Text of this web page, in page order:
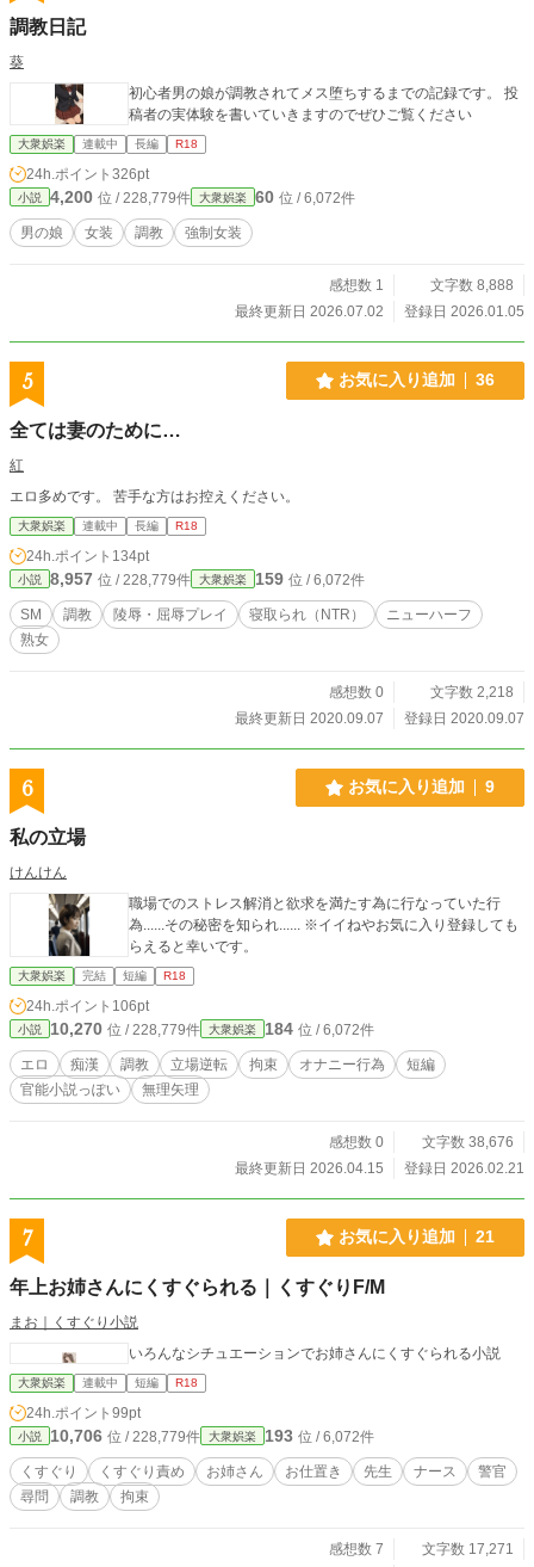
調教日記
葵
初心者男の娘が調教されてメス堕ちするまでの記録です。 投
稿者の実体験を書いていきますのでぜひご覧ください
大衆娯楽 連載中 長編 R18
24h.ポイント 326pt
小説 4,200 位 / 228,779件 大衆娯楽 60 位 / 6,072件
男の娘 女装 調教 強制女装
感想数 1
文字数 8,888
最終更新日 2026.07.02
登録日 2026.01.05
5 お気に入り追加 36
全ては妻のために…
紅
エロ多めです。 苦手な方はお控えください。
大衆娯楽 連載中 長編 R18
24h.ポイント 134pt
小説 8,957 位 / 228,779件 大衆娯楽 159 位 / 6,072件
SM 調教 陵辱・屈辱プレイ 寝取られ（NTR）
ニューハーフ
熟女
感想数 0
文字数 2,218
最終更新日 2020.09.07
登録日 2020.09.07
6 お気に入り追加 9
私の立場
けんけん
職場でのストレス解消と欲求を満たす為に行なっていた行
為......その秘密を知られ...... ※イイねやお気に入り登録しても
らえると幸いです。
大衆娯楽 完結 短編 R18
24h.ポイント 106pt
小説 10,270 位 / 228,779件 大衆娯楽 184 位 / 6,072件
エロ 痴漢 調教 立場逆転 拘束 オナニー行為
短編
官能小説っぽい
無理矢理
感想数 0
文字数 38,676
最終更新日 2026.04.15
登録日 2026.02.21
7 お気に入り追加 21
年上お姉さんにくすぐられる｜くすぐりF/M
まお｜くすぐり小説
いろんなシチュエーションでお姉さんにくすぐられる小説
大衆娯楽 連載中 短編 R18
24h.ポイント 99pt
小説 10,706 位 / 228,779件 大衆娯楽 193 位 / 6,072件
くすぐり くすぐり責め お姉さん お仕置き 先生 ナース
警官
尋問
調教 拘束
感想数 7
文字数 17,271